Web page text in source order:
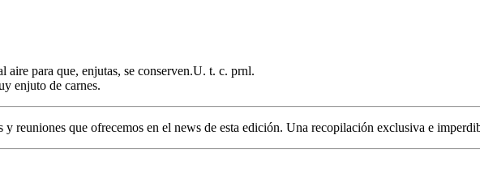
aire para que, enjutas, se conserven.U. t. c. prnl.
enjuto de carnes.
reuniones que ofrecemos en el news de esta edición. Una recopilación exclusiva e